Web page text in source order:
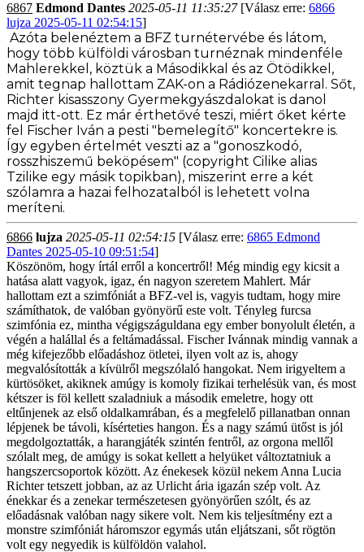
6867 Edmond Dantes 2025-05-11 11:35:27[Válasz erre: 6866
lujza 2025-05-11 02:54:15]
Azóta belenéztem a BFZ turnétervébe és látom,
hogy több külföldi városban turnéznak mindenféle
Mahlerekkel, köztük a Másodikkal és az Ötödikkel,
amit tegnap hallottam ZAK-on a Rádiózenekarral. Sőt,
Richter kisasszony Gyermekgyászdalokat is danol
majd itt-ott. Ez már érthetővé teszi, miért őket kérte
fel Fischer Iván a pesti "bemelegítő" koncertekre is.
Így egyben értelmét veszti az a "gonoszkodó,
rosszhiszemű beköpésem" (copyright Cilike alias
Tzilike egy másik topikban), miszerint erre a két
szólamra a hazai felhozatalból is lehetett volna
meríteni.
6866 lujza 2025-05-11 02:54:15 [Válasz erre: 6865 Edmond
Dantes 2025-05-10 09:51:54]
Köszönöm, hogy írtál erről a koncertről! Még mindig egy kicsit a
hatása alatt vagyok, igaz, én nagyon szeretem Mahlert. Már
hallottam ezt a szimfóniát a BFZ-vel is, vagyis tudtam, hogy mire
számíthatok, de valóban gyönyörű este volt. Tényleg furcsa
szimfónia ez, mintha végigszáguldana egy ember bonyolult életén, a
végén a halállal és a feltámadással. Fischer Ivánnak mindig vannak a
még kifejezőbb előadáshoz ötletei, ilyen volt az is, ahogy
megvalósították a kívülről megszólaló hangokat. Nem irigyeltem a
kürtösöket, akiknek amúgy is komoly fizikai terhelésük van, és most
kétszer is föl kellett szaladniuk a második emeletre, hogy ott
eltűnjenek az első oldalkamrában, és a megfelelő pillanatban onnan
lépjenek be távoli, kísérteties hangon. És a nagy számú ütőst is jól
megdolgoztatták, a harangjáték szintén fentről, az orgona mellől
szólalt meg, de amúgy is sokat kellett a helyüket változtatniuk a
hangszercsoportok között. Az énekesek közül nekem Anna Lucia
Richter tetszett jobban, az az Urlicht ária igazán szép volt. Az
énekkar és a zenekar természetesen gyönyörűen szólt, és az
előadásnak valóban nagy sikere volt. Nem kis teljesítmény ezt a
monstre szimfóniát háromszor egymás után eljátszani, sőt rögtön
volt egy negyedik is külföldön valahol.